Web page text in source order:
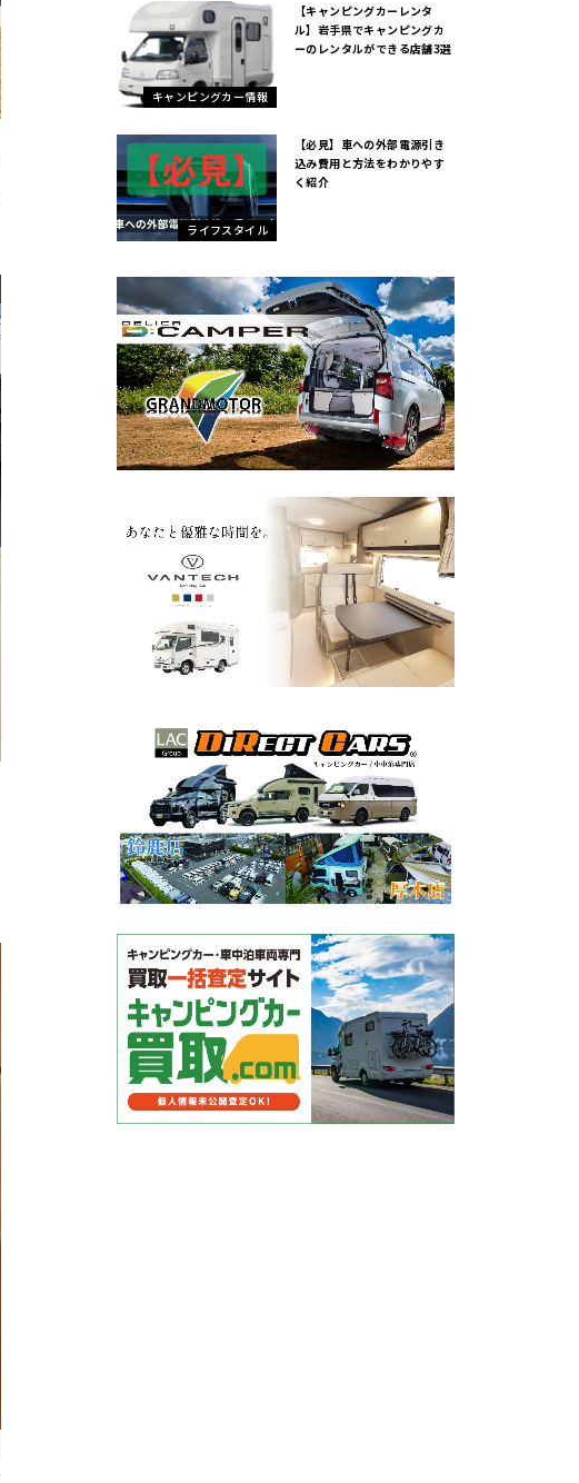
キャンピングカー情報
【キャンピングカーレンタ
ル】岩手県でキャンピングカ
ーのレンタルができる店舗3選
ライフスタイル
【必見】車への外部電源引き
込み費用と方法をわかりやす
く紹介